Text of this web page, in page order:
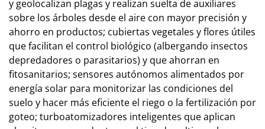
y geo­lo­ca­lizan plagas y realizan suelta de auxiliares
sobre los árboles desde el aire con mayor pre­cisión y
ahorro en productos; cubiertas vegetales y flores úti­les
que fa­cilitan el con­trol biológico (albergando insectos
depredadores o parasitarios) y que ahorran en
fitosanitarios; sen­­so­res au­tó­no­mos alimentados por
energía solar para monitorizar las con­di­cio­nes del
suelo y hacer más eficiente el rie­go o la fer­ti­li­zación por
goteo; turboatomizadores inte­li­gen­tes que aplican